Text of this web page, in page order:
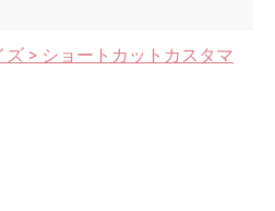
ズ > ショートカットカスタマ